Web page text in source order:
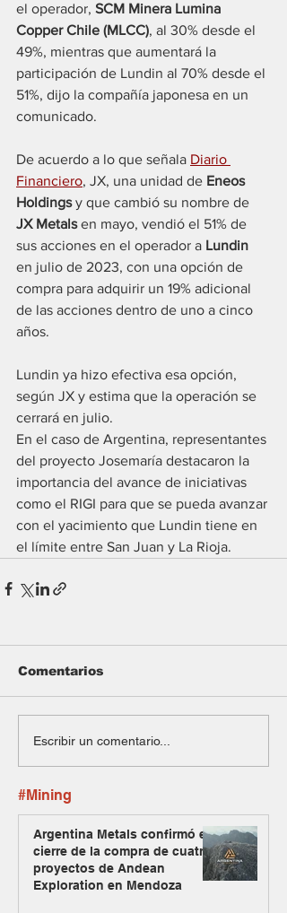
el operador, SCM Minera Lumina
Copper Chile (MLCC), al 30% desde el
49%, mientras que aumentará la
participación de Lundin al 70% desde el
51%, dijo la compañía japonesa en un
comunicado.
De acuerdo a lo que señala Diario
Financiero, JX, una unidad de Eneos
Holdings y que cambió su nombre de
JX Metals en mayo, vendió el 51% de
sus acciones en el operador a Lundin
en julio de 2023, con una opción de
compra para adquirir un 19% adicional
de las acciones dentro de uno a cinco
años.
Lundin ya hizo efectiva esa opción,
según JX y estima que la operación se
cerrará en julio.
En el caso de Argentina, representantes
del proyecto Josemaría destacaron la
importancia del avance de iniciativas
como el RIGI para que se pueda avanzar
con el yacimiento que Lundin tiene en
el límite entre San Juan y La Rioja.
Comentarios
Escribir un comentario...
#Mining
Argentina Metals confirmó el
cierre de la compra de cuatro
proyectos de Andean
Exploration en Mendoza